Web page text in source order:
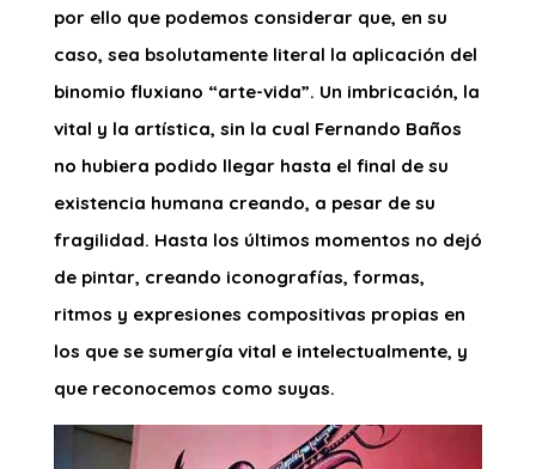
por ello que podemos considerar que, en su
caso, sea bsolutamente literal la aplicación del
binomio fluxiano “arte-vida”. Un imbricación, la
vital y la artística, sin la cual Fernando Baños
no hubiera podido llegar hasta el final de su
existencia humana creando, a pesar de su
fragilidad. Hasta los últimos momentos no dejó
de pintar, creando iconografías, formas,
ritmos y expresiones compositivas propias en
los que se sumergía vital e intelectualmente, y
que reconocemos como suyas.